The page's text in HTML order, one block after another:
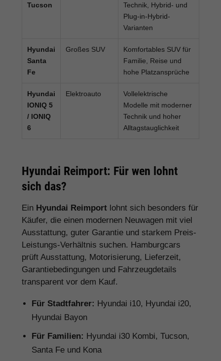
Tucson
Technik, Hybrid- und
Plug-in-Hybrid-
Varianten
Hyundai
Santa
Fe
Großes SUV
Komfortables SUV für
Familie, Reise und
hohe Platzansprüche
Hyundai
IONIQ 5
/ IONIQ
6
Elektroauto
Vollelektrische
Modelle mit moderner
Technik und hoher
Alltagstauglichkeit
Hyundai Reimport: Für wen lohnt
sich das?
Ein Hyundai Reimport lohnt sich besonders für
Käufer, die einen modernen Neuwagen mit viel
Ausstattung, guter Garantie und starkem Preis-
Leistungs-Verhältnis suchen. Hamburgcars
prüft Ausstattung, Motorisierung, Lieferzeit,
Garantiebedingungen und Fahrzeugdetails
transparent vor dem Kauf.
Für Stadtfahrer: Hyundai i10, Hyundai i20,
Hyundai Bayon
Für Familien: Hyundai i30 Kombi, Tucson,
Santa Fe und Kona